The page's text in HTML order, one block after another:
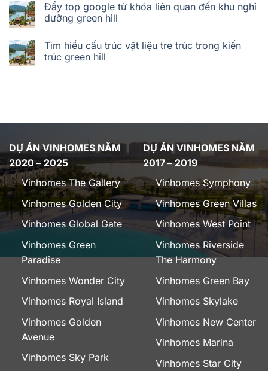
Đẩy top google từ khóa liên quan đến khu nghỉ
dưỡng green hill
Tìm hiểu cấu trúc vật liệu tre trúc trong kiến
trúc green hill
DỰ ÁN VINHOMES NĂM
2020 – 2025
Vinhomes The Gallery
Vinhomes Golden City
Vinhomes Global Gate
Vinhomes Green
Paradise
Vinhomes Wonder City
Vinhomes Royal Island
Vinhomes Golden
Avenue
Vinhomes Sky Park
DỰ ÁN VINHOMES NĂM
2017 – 2019
Vinhomes Symphony
Vinhomes Green Villas
Vinhomes West Point
Vinhomes Riverside
The Harmony
Vinhomes Green Bay
Vinhomes Skylake
Vinhomes New Center
Vinhomes Marina
Vinhomes Star City